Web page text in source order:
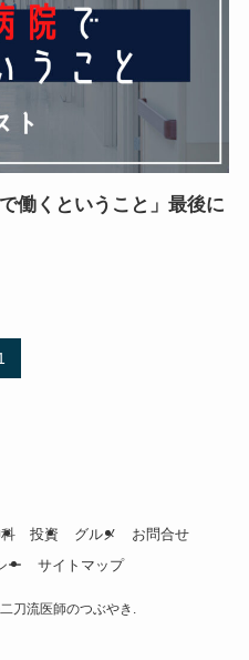
働くということ」最後に
投資 グルメ
お問合せ
ー
サイトマップ
刀流医師のつぶやき.